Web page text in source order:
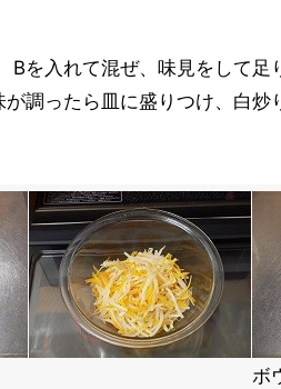
Bを入れて混ぜ、味見をして足
調ったら皿に盛りつけ、白炒
ボ